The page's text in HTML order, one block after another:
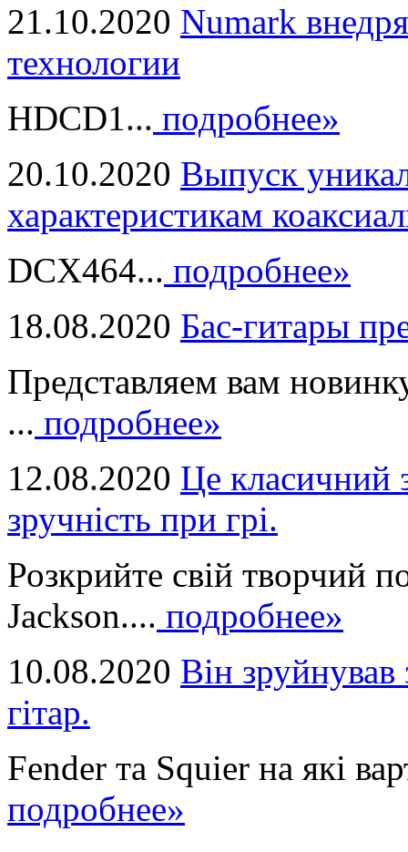
21.10.2020 Numark
технологии
HDCD1... подробнее»
20.10.2020 Выпуск
характеристикам
DCX464... подробнее»
18.08.2020 Бас-гитары
Представляем вам
... подробнее»
12.08.2020 Це класичний
зручність при грі.
Розкрийте свій творчий
Jackson.... подробнее»
10.08.2020 Він
гітар.
Fender та Squier на які
подробнее»